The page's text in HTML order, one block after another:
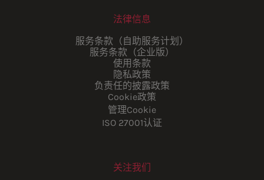
法律信息
服务条款（自助服务计划）
服务条款（企业版）
使用条款
隐私政策
负责任的披露政策
Cookie政策
管理Cookie
ISO 27001认证
关注我们